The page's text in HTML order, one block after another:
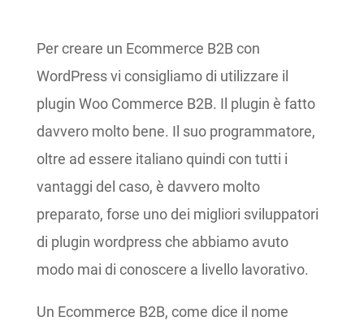
Per creare un Ecommerce B2B con
WordPress vi consigliamo di utilizzare il
plugin Woo Commerce B2B. Il plugin è fatto
davvero molto bene. Il suo programmatore,
oltre ad essere italiano quindi con tutti i
vantaggi del caso, è davvero molto
preparato, forse uno dei migliori sviluppatori
di plugin wordpress che abbiamo avuto
modo mai di conoscere a livello lavorativo.
Un Ecommerce B2B, come dice il nome